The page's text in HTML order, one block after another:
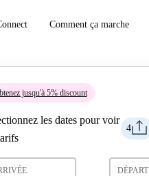
Comment ça marche
jusqu'à 5% discount
4
les dates pour voir
DÉPART